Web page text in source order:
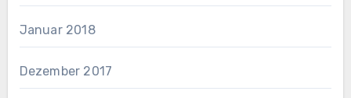
Januar 2018
Dezember 2017